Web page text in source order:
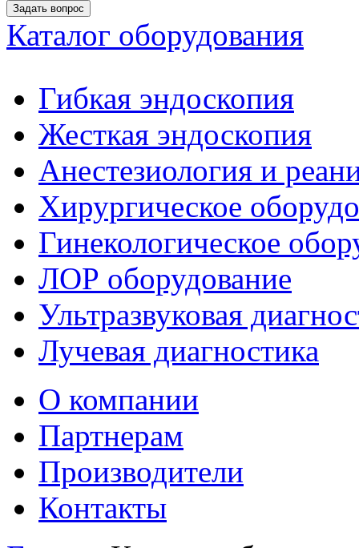
Задать вопрос
Каталог оборудования
Гибкая эндоскопия
Жесткая эндоскопия
Анестезиология и
Хирургическое
Гинекологическое
ЛОР оборудование
Ультразвуковая
Лучевая диагностика
О компании
Партнерам
Производители
Контакты